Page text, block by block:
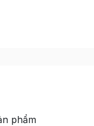
bánh trong
phẩm